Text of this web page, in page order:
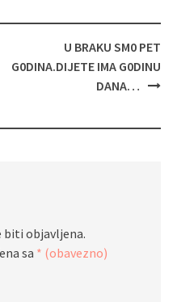
U BRAKU SM0 PET
G0DINA.DIJETE IMA G0DINU
DANA…
biti objavljena.
sa * (obavezno)